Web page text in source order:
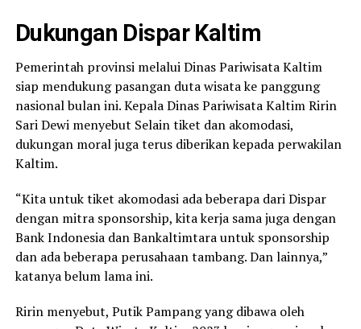
Dukungan Dispar Kaltim
Pemerintah provinsi melalui Dinas Pariwisata Kaltim
siap mendukung pasangan duta wisata ke panggung
nasional bulan ini. Kepala Dinas Pariwisata Kaltim Ririn
Sari Dewi menyebut Selain tiket dan akomodasi,
dukungan moral juga terus diberikan kepada perwakilan
Kaltim.
“Kita untuk tiket akomodasi ada beberapa dari Dispar
dengan mitra sponsorship, kita kerja sama juga dengan
Bank Indonesia dan Bankaltimtara untuk sponsorship
dan ada beberapa perusahaan tambang. Dan lainnya,”
katanya belum lama ini.
Ririn menyebut, Putik Pampang yang dibawa oleh